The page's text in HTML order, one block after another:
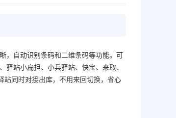
，自动识别条码和二维条码等功能。可
站小扁担、小兵驿站、快宝、来取、
同时对接出库，不用来回切换，省心